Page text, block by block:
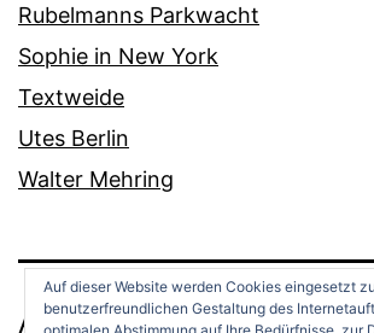
Rubelmanns Parkwacht
Sophie in New York
Textweide
Utes Berlin
Walter Mehring
ANDREAS OPPERMANN
Auf dieser Website werden Cookies eingesetzt
benutzerfreundlichen Gestaltung des